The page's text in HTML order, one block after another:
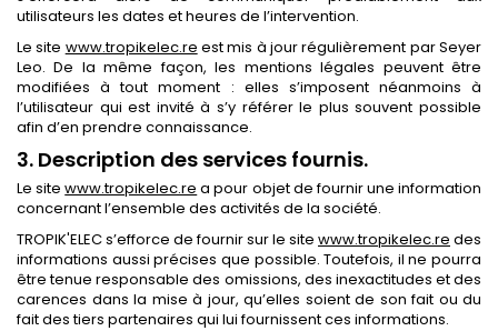
utilisateurs les dates et heures de l’intervention.
Le site www.tropikelec.re est mis à jour régulièrement par Seyer
Leo. De la même façon, les mentions légales peuvent être
modifiées à tout moment : elles s’imposent néanmoins à
l’utilisateur qui est invité à s’y référer le plus souvent possible
afin d’en prendre connaissance.
3. Description des services fournis.
Le sitewww.tropikelec.re a pour objet de fournir une information
concernant l’ensemble des activités de la société.
TROPIK'ELEC s’efforce de fournir sur le site www.tropikelec.re des
informations aussi précises que possible. Toutefois, il ne pourra
être tenue responsable des omissions, des inexactitudes et des
carences dans la mise à jour, qu’elles soient de son fait ou du
fait des tiers partenaires qui lui fournissent ces informations.